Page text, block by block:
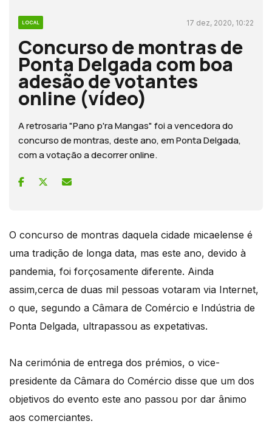
LOCAL 17 dez, 2020, 10:22
Concurso de montras de
Ponta Delgada com boa
adesão de votantes
online (vídeo)
A retrosaria "Pano p'ra Mangas" foi a vencedora do
concurso de montras, deste ano, em Ponta Delgada,
com a votação a decorrer online.
O concurso de montras daquela cidade micaelense é
uma tradição de longa data, mas este ano, devido à
pandemia, foi forçosamente diferente. Ainda
assim,cerca de duas mil pessoas votaram via Internet,
o que, segundo a Câmara de Comércio e Indústria de
Ponta Delgada, ultrapassou as expetativas.
Na cerimónia de entrega dos prémios, o vice-
presidente da Câmara do Comércio disse que um dos
objetivos do evento este ano passou por dar ânimo
aos comerciantes.